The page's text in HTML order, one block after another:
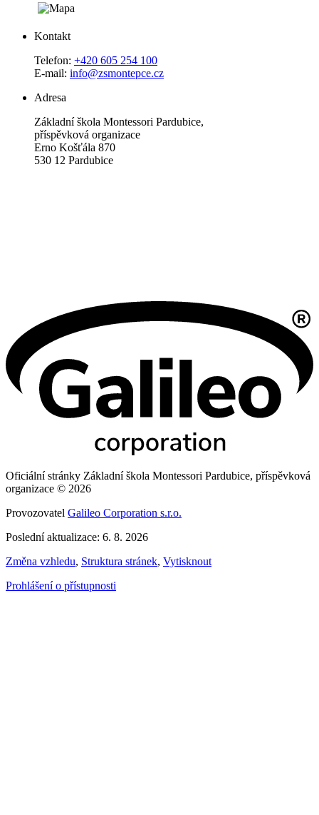
Kontakt
Telefon: +420 605 254 100
E-mail: info@zsmontepce.cz
Adresa
Základní škola Montessori Pardubice,
příspěvková organizace
Erno Košťála 870
530 12 Pardubice
Oficiální stránky Základní škola Montessori Pardubice, příspěvková
organizace © 2026
Provozovatel Galileo Corporation s.r.o.
Poslední aktualizace: 6. 8. 2026
Změna vzhledu, Struktura stránek, Vytisknout
Prohlášení o přístupnosti